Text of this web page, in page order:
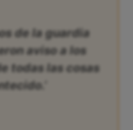
de la guardia
aviso a los
todas las cosas